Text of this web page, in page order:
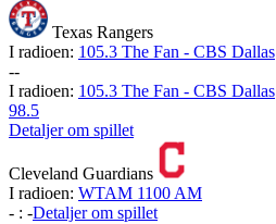
Texas Rangers
I radioen: 105.3 The Fan - CBS Dallas
--
I radioen: 105.3 The Fan - CBS Dallas
98.5
Detaljer om spillet
Cleveland Guardians
I radioen: WTAM 1100 AM
- : -Detaljer om spillet